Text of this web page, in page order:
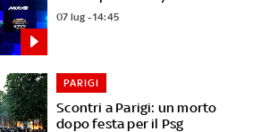
07 lug - 14:45
Scontri a Parigi: un morto
dopo festa per il Psg
PARIGI